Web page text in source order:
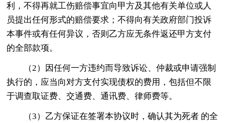
利，不得再就工伤赔偿事宜向甲方及其他有关单位或人
员提出任何形式的赔偿要求；不得向有关政府部门投诉
本事件或有任何异议，否则乙方应无条件返还甲方支付
的全部款项。
（2）因任何一方违约而导致诉讼、仲裁或申请强制
执行的，应当向对方支付实现债权的费用，包括但不限
于调查取证费、交通费、通讯费、律师费等。
（3）乙方保证在签署本协议时，确认其为死者 的全